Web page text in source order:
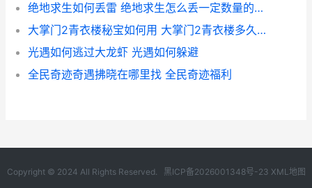
绝地求生如何丢雷 绝地求生怎么丢一定数量的东西
大掌门2青衣楼秘宝如何用 大掌门2青衣楼多久一次
光遇如何逃过大龙虾 光遇如何躲避
全民奇迹奇遇拂晓在哪里找 全民奇迹福利
Copyright © 2024 All Rights Reserved. 黑ICP备2026001348号-23 XML地图